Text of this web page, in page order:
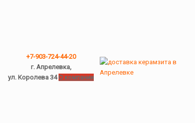
+7-903-724-44-20
г. Апрелевка,
ул. Королева 34 О компании